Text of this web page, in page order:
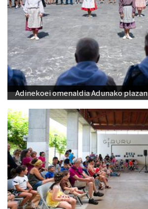
Adinekoei omenaldia Adunako plazan